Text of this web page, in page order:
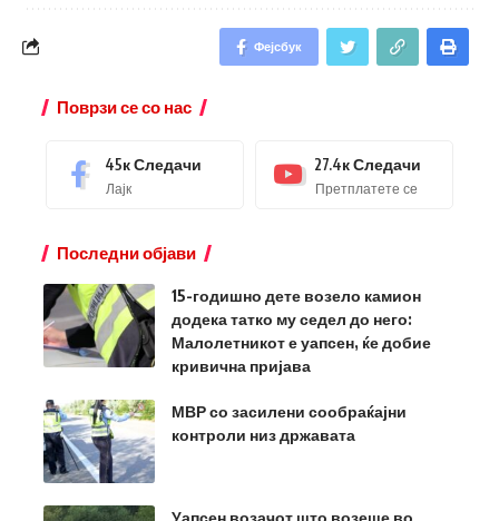
Фејсбук
Поврзи се со нас
45кСледачи
Лајк
27.4кСледачи
Претплатете се
Последни објави
15-годишно дете возело камион
додека татко му седел до него:
Малолетникот е уапсен, ќе добие
кривична пријава
МВР со засилени сообраќајни
контроли низ државата
Уапсен возачот што возеше во